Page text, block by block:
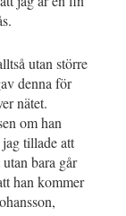
utan större
denna för
nätet.
om han
tillade att
bara går
han kommer